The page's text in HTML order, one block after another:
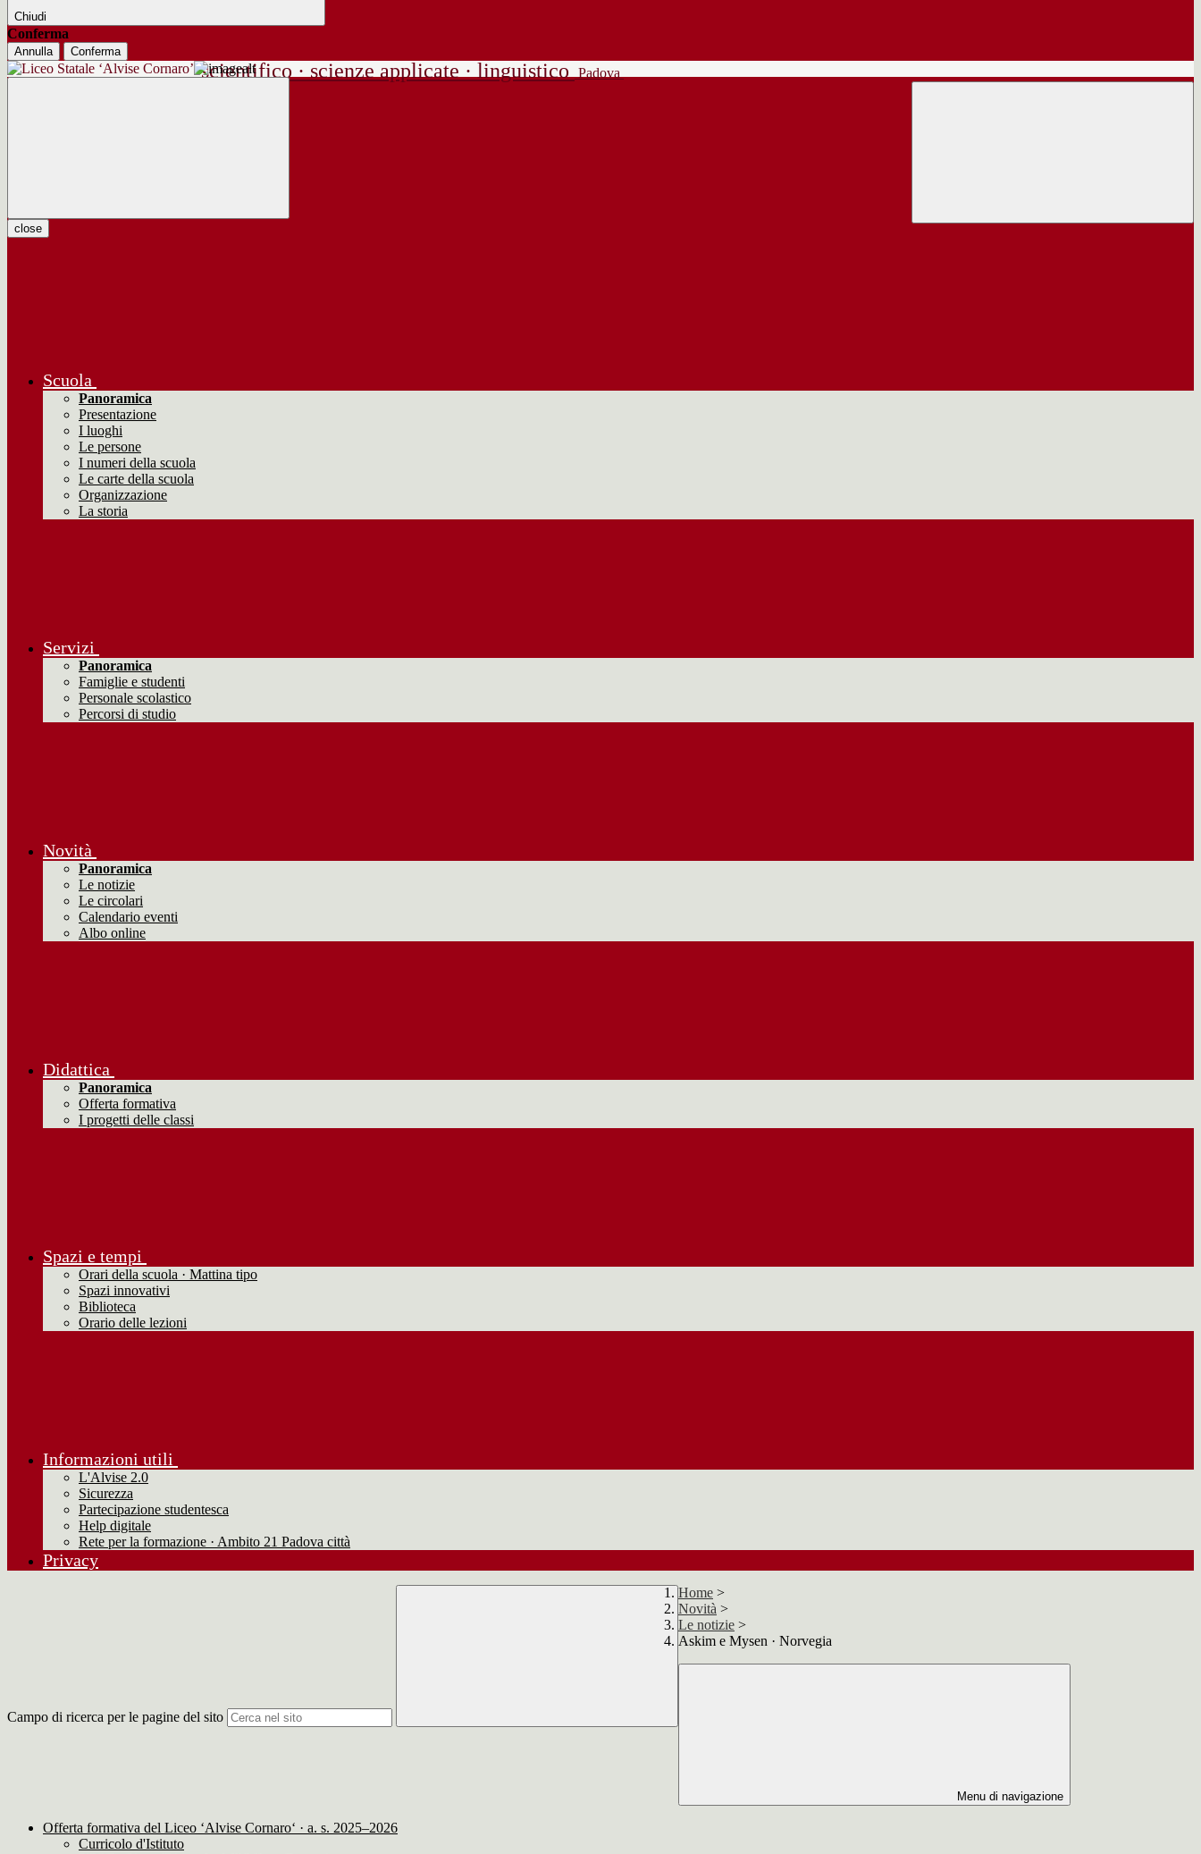
Chiudi
Conferma
Annulla Conferma
scientifico · scienze applicate · linguistico Padova
close
Scuola
Panoramica
Presentazione
I luoghi
Le persone
I numeri della scuola
Le carte della scuola
Organizzazione
La storia
Servizi
Panoramica
Famiglie e studenti
Personale scolastico
Percorsi di studio
Novità
Panoramica
Le notizie
Le circolari
Calendario eventi
Albo online
Didattica
Panoramica
Offerta formativa
I progetti delle classi
Spazi e tempi
Orari della scuola · Mattina tipo
Spazi innovativi
Biblioteca
Orario delle lezioni
Informazioni utili
L'Alvise 2.0
Sicurezza
Partecipazione studentesca
Help digitale
Rete per la formazione · Ambito 21 Padova città
Privacy
Campo di ricerca per le pagine del sito
Home >
Novità >
Le notizie >
Askim e Mysen · Norvegia
Menu di navigazione
Offerta formativa del Liceo ‘Alvise Cornaro‘ · a. s. 2025–2026
Curricolo d'Istituto